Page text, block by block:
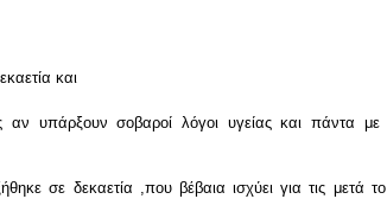
και
υπάρξουν σοβαροί λόγοι υγείας και πάντα
σε δεκαετία ,που βέβαια ισχύει για τις